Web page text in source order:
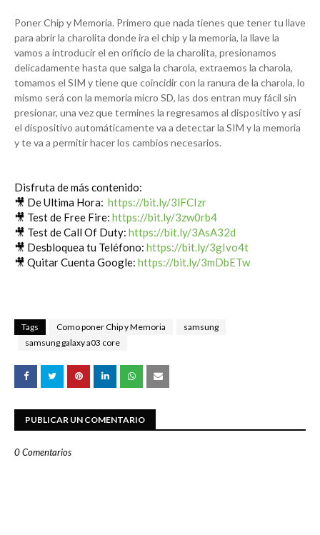
Poner Chip y Memoria. Primero que nada tienes que tener tu llave
para abrir la charolita donde ira el chip y la memoria, la llave la
vamos a introducir el en orificio de la charolita, presionamos
delicadamente hasta que salga la charola, extraemos la charola,
tomamos el SIM y tiene que coincidir con la ranura de la charola, lo
mismo será con la memoria micro SD, las dos entran muy fácil sin
presionar, una vez que termines la regresamos al dispositivo y así
el dispositivo automáticamente va a detectar la SIM y la memoria
y te va a permitir hacer los cambios necesarios.
Disfruta de más contenido:
🎥 De Ultima Hora: https://bit.ly/3lFCIzr
🎥 Test de Free Fire: https://bit.ly/3zw0rb4
🎥 Test de Call Of Duty: https://bit.ly/3AsA32d
🎥 Desbloquea tu Teléfono: https://bit.ly/3gIvo4t
🎥 Quitar Cuenta Google: https://bit.ly/3mDbETw
Tags Como poner Chip y Memoria
samsung
samsung galaxy a03 core
PUBLICAR UN COMENTARIO
0 Comentarios